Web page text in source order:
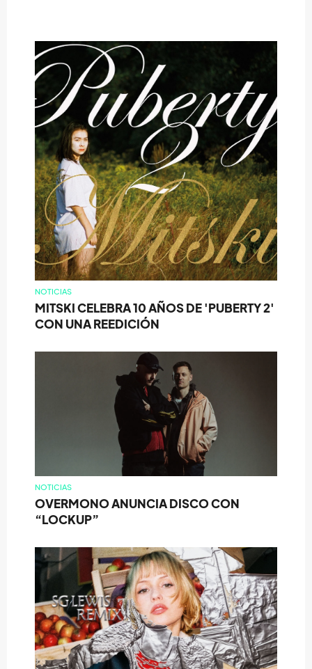
NOTICIAS
MITSKI CELEBRA 10 AÑOS DE 'PUBERTY 2'
CON UNA REEDICIÓN
NOTICIAS
OVERMONO ANUNCIA DISCO CON
“LOCKUP”